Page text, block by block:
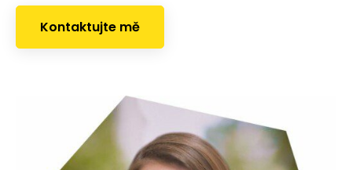
Kontaktujte mě